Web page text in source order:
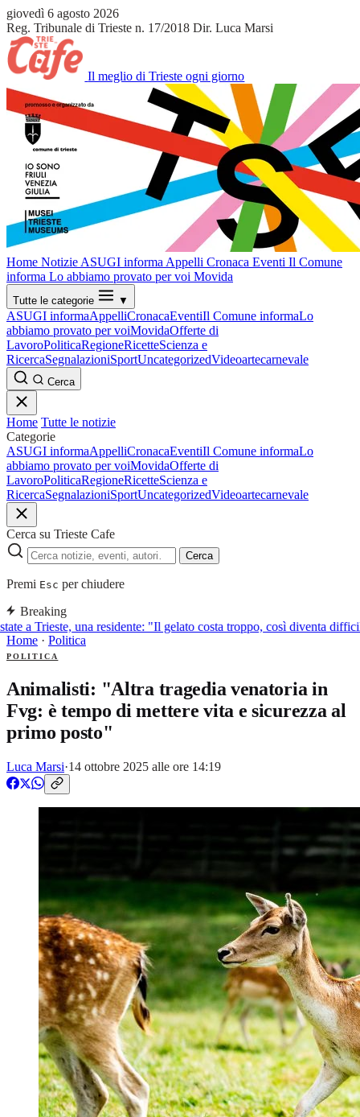
giovedì 6 agosto 2026
Reg. Tribunale di Trieste n. 17/2018 Dir. Luca Marsi
Il meglio di Trieste ogni giorno
Home Notizie ASUGI informa Appelli Cronaca Eventi Il Comune
informa Lo abbiamo provato per voi Movida
Tutte le categorie ▼
ASUGI informaAppelliCronacaEventiIl Comune informaLo
abbiamo provato per voiMovidaOfferte di
LavoroPoliticaRegioneRicetteScienza e
RicercaSegnalazioniSportUncategorizedVideoartecarnevale
Cerca
Home Tutte le notizie
Categorie
ASUGI informaAppelliCronacaEventiIl Comune informaLo
abbiamo provato per voiMovidaOfferte di
LavoroPoliticaRegioneRicetteScienza e
RicercaSegnalazioniSportUncategorizedVideoartecarnevale
Cerca su Trieste Cafe
Cerca
Premi Esc per chiudere
Breaking
a Trieste, una residente: "Il gelato costa troppo, così diventa
Home · Politica
POLITICA
Animalisti: "Altra tragedia venatoria in
Fvg: è tempo di mettere vita e sicurezza al
primo posto"
Luca Marsi·14 ottobre 2025 alle ore 14:19